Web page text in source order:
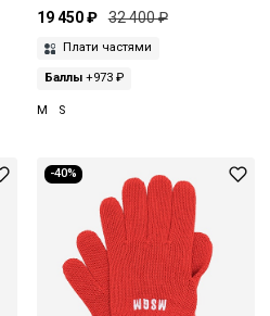
19 450 ₽ 32 400 ₽
Плати частями
Баллы+973 ₽
M S
-40%